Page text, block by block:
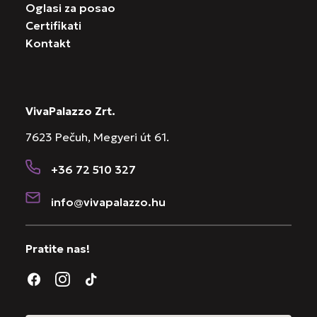
Oglasi za posao
Certifikati
Kontakt
VivaPalazzo Zrt.
7623 Pečuh, Megyeri út 61.
+36 72 510 327
info@vivapalazzo.hu
Pratite nas!